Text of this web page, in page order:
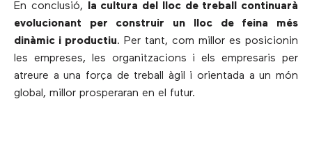
En conclusió,
la cultura del lloc de treball continuarà
evolucionant per construir un lloc de feina més
dinàmic i productiu. Per tant, com millor es posicionin
les empreses, les organitzacions i els empresaris per
atreure a una força de treball àgil i orientada a un món
global, millor prosperaran en el futur.